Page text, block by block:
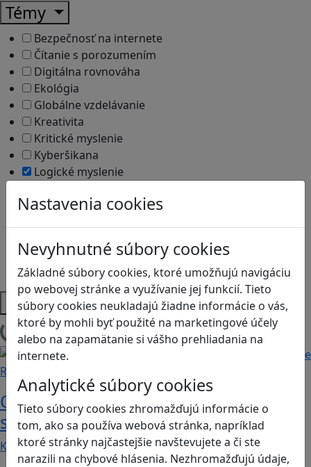
Nastavenia cookies
Nevyhnutné súbory cookies
Základné súbory cookies, ktoré umožňujú navigáciu
po webovej stránke a využívanie jej funkcií. Tieto
súbory cookies neukladajú žiadne informácie o vás,
ktoré by mohli byť použité na marketingové účely
alebo na zapamätanie si vášho prehliadania na
internete.
Analytické súbory cookies
Tieto súbory cookies zhromažďujú informácie o
tom, ako sa používa webová stránka, napríklad
ktoré stránky najčastejšie navštevujete a či ste
narazili na chybové hlásenia. Nezhromažďujú údaje,
Témy
Bezpečnosť na internete
Čítanie s porozumením
Digitálna rovnováha
Ekológia
Globálne vzdelávanie
Kreativita
Kritické myslenie
Kyberšikana
Logické myslenie
Motorika a koncentrácia
Strategické myslenie
Zdravie a pohyb
Platformy
Načítam blogy
Recenzie
Otestujete a rozšírte svoje znalosti o
svete s hrou Erudite
Kvíz zahŕňa otázky z mnohých vedných odborov a…